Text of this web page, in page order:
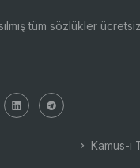
tüm sözlükler
Kamus-ı